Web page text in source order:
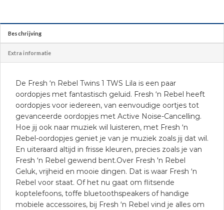
Beschrijving
Extra informatie
De Fresh ‘n Rebel Twins 1 TWS Lila is een paar
oordopjes met fantastisch geluid. Fresh ‘n Rebel heeft
oordopjes voor iedereen, van eenvoudige oortjes tot
gevanceerde oordopjes met Active Noise-Cancelling.
Hoe jij ook naar muziek wil luisteren, met Fresh ‘n
Rebel-oordopjes geniet je van je muziek zoals jij dat wil.
En uiteraard altijd in frisse kleuren, precies zoals je van
Fresh ‘n Rebel gewend bent.Over Fresh 'n Rebel
Geluk, vrijheid en mooie dingen. Dat is waar Fresh ‘n
Rebel voor staat. Of het nu gaat om flitsende
koptelefoons, toffe bluetoothspeakers of handige
mobiele accessoires, bij Fresh ‘n Rebel vind je alles om